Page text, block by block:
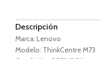
Descripción
Marca: Lenovo
Modelo: ThinkCentre M73